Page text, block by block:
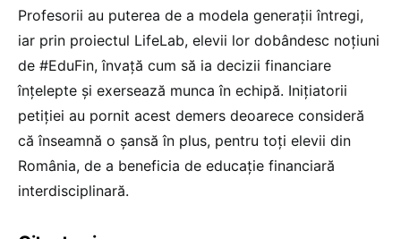
Profesorii au puterea de a modela generații întregi,
iar prin proiectul LifeLab, elevii lor dobândesc noțiuni
de #EduFin, învață cum să ia decizii financiare
înțelepte și exersează munca în echipă. Inițiatorii
petiției au pornit acest demers deoarece consideră
că înseamnă o șansă în plus, pentru toți elevii din
România, de a beneficia de educație financiară
interdisciplinară.